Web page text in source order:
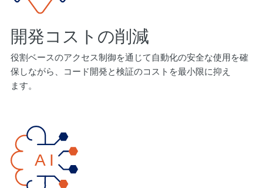
開発コストの削減
役割ベースのアクセス制御を通じて自動化の安全な使用を確
保しながら、コード開発と検証のコストを最小限に抑え
ます。